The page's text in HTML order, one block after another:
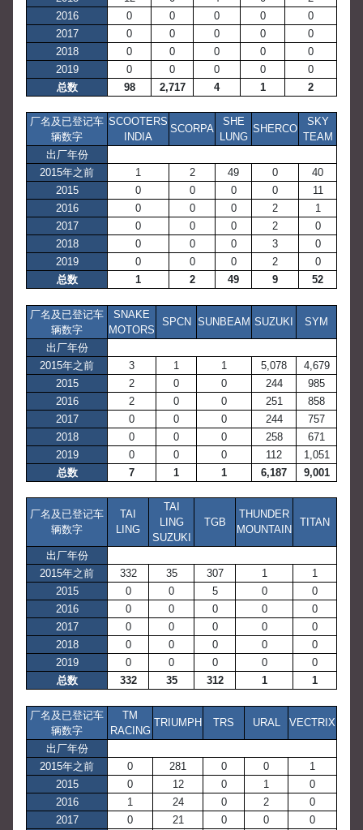
2016
0 0 0 0
0
2017
0 0 0 0
0
2018
0 0 0 0
0
2019
0 0 0 0
0
总数
98 2,717 4 1 2
厂名及已登记车
辆数字
SCOOTERS
INDIA
SCORPA
SHE
LUNG
SHERCO
SKY
TEAM
出厂年份
2015年之前
1 2 49 0
40
2015
0 0 0 0
11
2016
0 0 0 2
1
2017
0 0 0 2
0
2018
0 0 0 3
0
2019
0 0 0 2
0
总数
1 2 49 9 52
厂名及已登记车
辆数字
SNAKE
MOTORS
SPCN SUNBEAM SUZUKI SYM
出厂年份
2015年之前
3 1 1 5,078
4,679
2015
2 0 0 244
985
2016
2 0 0 251
858
2017
0 0 0 244
757
2018
0 0 0 258
671
2019
0 0 0 112
1,051
总数
7 1 1 6,187 9,001
厂名及已登记车
辆数字
TAI
LING
TAI
LING
SUZUKI
TGB
THUNDER
MOUNTAIN
TITAN
出厂年份
2015年之前
332 35 307 1
1
2015
0 0 5 0
0
2016
0 0 0 0
0
2017
0 0 0 0
0
2018
0 0 0 0
0
2019
0 0 0 0
0
总数
332 35 312 1 1
厂名及已登记车
辆数字
TM
RACING
TRIUMPH TRS URAL VECTRIX
出厂年份
2015年之前
0 281 0 0
1
2015
0 12 0 1
0
2016
1 24 0 2
0
2017
0 21 0 0
0